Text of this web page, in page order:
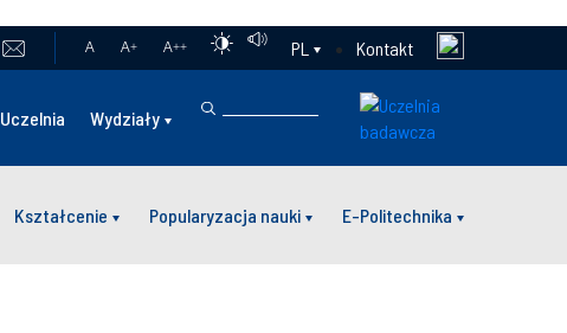
A A+ A++ PL Kontakt
Uczelnia Wydziały
Kształcenie Popularyzacja nauki E-Politechnika